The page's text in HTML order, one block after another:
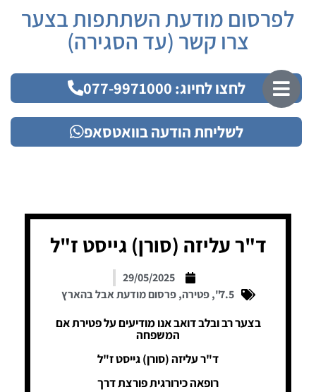
לפרסום מודעת השתתפות בצער
צרו קשר (עד הסגירה)
לחצו לחיוג: 077-9971000
לשליחת הודעה בוואטסאפ
ד"ר עליזה (סורן) גייסט ז"ל
29/05/2025
7.5"
,פטירה,פרסום מודעת אבל בהארץ
בצער רב ובלב דואב אנו מודיעים על פטירת אם
המשפחה
ד"ר עליזה (סורן) גייסט ז"ל
רופאה כירורגית פורצת דרך